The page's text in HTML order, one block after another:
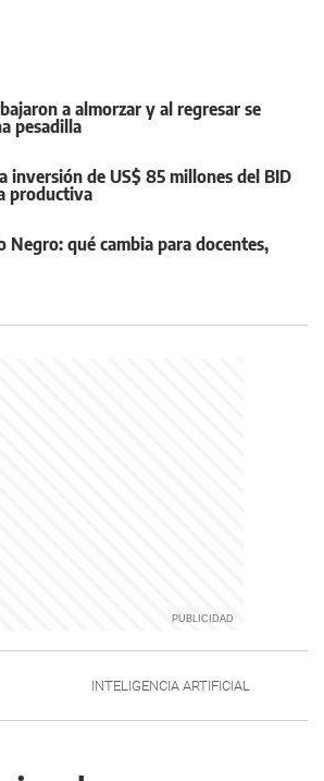
a almorzar y al regresar se
pesadilla
inversión de US$ 85 millones del BID
productiva
Negro: qué cambia para docentes,
INTELIGENCIA ARTIFICIAL